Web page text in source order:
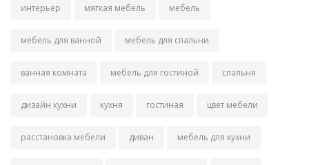
интерьер мягкая мебель мебель
мебель для ванной мебель для спальни
ванная комната мебель для гостиной спальня
дизайн кухни кухня гостиная цвет мебели
расстановка мебели диван мебель для кухни